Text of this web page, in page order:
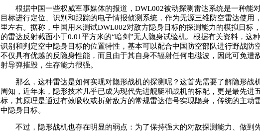
根据中国一些权威军事媒体的报道，DWL002被动探测雷达系统是一种能
目标进行定位、识别和跟踪的电子情报侦测系统，作为无源三维防空雷达使用
里左右。据称，中国用来测试DWL002对敌方隐身目标的探测能力的模拟目标
的雷达反射截面小于0.01平方米的“暗剑”无人隐身试验机。根据有关资料，这
识别和判定空中隐身目标的位置特性，基本可以配合中国防空部队进行野战防
不仅具有优越的反隐身性能，而且由于其自身不辐射任何电磁波，因此可免遭
射导弹摧毁，生存能力很强。
那么，这种雷达是如何实现对隐形战机的探测呢？这首先需要了解隐形战
周知，近年来，隐形技术几乎已成为现代先进舰艇和战机的标配，更是最先进
标，其原理是通过有效吸收或折射敌方的常规雷达信号实现隐身，传统的主动
中隐身目标。
不过，隐形战机也存在明显的弱点：为了保持强大的对敌探测能力、做到